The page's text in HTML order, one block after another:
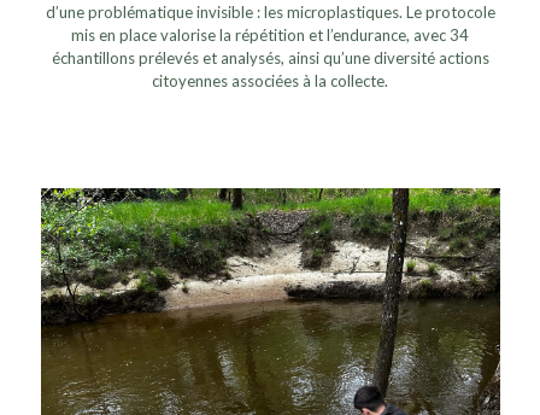
d’une problématique invisible : les microplastiques. Le protocole
mis en place valorise la répétition et l’endurance, avec 34
échantillons prélevés et analysés, ainsi qu’une diversité actions
citoyennes associées à la collecte.